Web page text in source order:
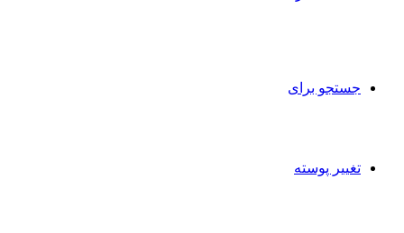
برای
پوسته